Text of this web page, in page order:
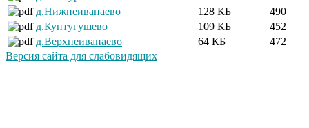
д.Нижнеиванаево
128 КБ
490
д.Кунтугушево
109 КБ
452
д.Верхнеиванаево
64 КБ
472
Версия сайта для слабовидящих